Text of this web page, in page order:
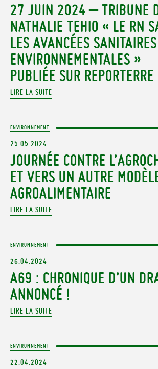
27 JUIN 2024 – TRIBUNE
NATHALIE TEHIO « LE RN
LES AVANCÉES
ENVIRONNEMENTALES »
PUBLIÉE SUR REPORTERRE
LIRE LA SUITE
ENVIRONNEMENT
25.05.2024
JOURNÉE CONTRE
ET VERS UN AUTRE
AGROALIMENTAIRE
LIRE LA SUITE
ENVIRONNEMENT
26.04.2024
A69 : CHRONIQUE D’UN
ANNONCÉ !
LIRE LA SUITE
ENVIRONNEMENT
22.04.2024